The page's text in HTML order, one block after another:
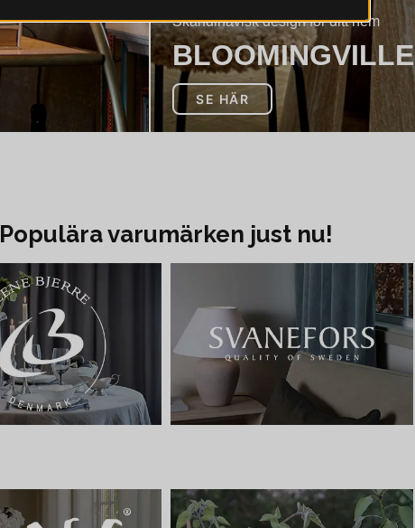
BLOOMINGVILLE
Skandinavisk design för ditt hem
SE HÄR
Populära varumärken just nu!